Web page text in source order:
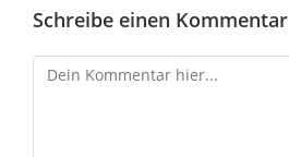
Schreibe einen Kommentar